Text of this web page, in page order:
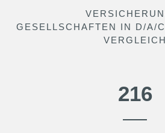
GESELLSCHAFTEN IN D/A/
VERGLEICH
343